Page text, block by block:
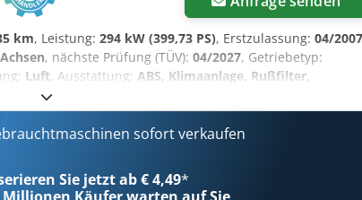
km, Leistung: 294 kW (399,73 PS), Erstzulassung: 04/2007
, nächste Prüfung (TÜV): 04/2027, Getriebetyp:
Luft, Ausstattung: ABS, Klimaanlage, Rußfilter,
* Baujahr: 24.04.2007 * Kilometerstand: 276.033 km *
4x2 * Radstand: 5.500 mm * Nutzlast: 8.915 kg *
* Tempomat * Elektrische Fensterheber *
Anhängerkupplung * Werkzeugkästen * Aluminium-
sofort verkaufen
Sie jetzt ab € 4,49*
Millionen Käufer warten auf Sie